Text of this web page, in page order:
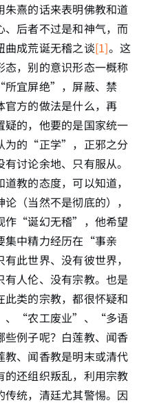
熹的话来表明佛教和道
后者不过是和神气，而
曲成荒诞无稽之谈[1]。这
，别的意识形态一概称
所宜屏绝”，屏蔽、禁
方的做法是什么，再
的，他要的是国家统一
为的“正学”，正邪之分
讨论余地、只有服从。
教的态度，可以知道，
（当然不是彻底的），
作“诞幻无稽”，他希望
集中精力经历在“事亲
此世界、没有彼世界，
人伦、没有宗教。也是
类的宗教，都很怀疑和
、“农工废业”、“多语
例子呢？白莲教、闻香
、闻香教是明末或清代
还组织叛乱，利用宗教
统，清廷尤其警惕。因